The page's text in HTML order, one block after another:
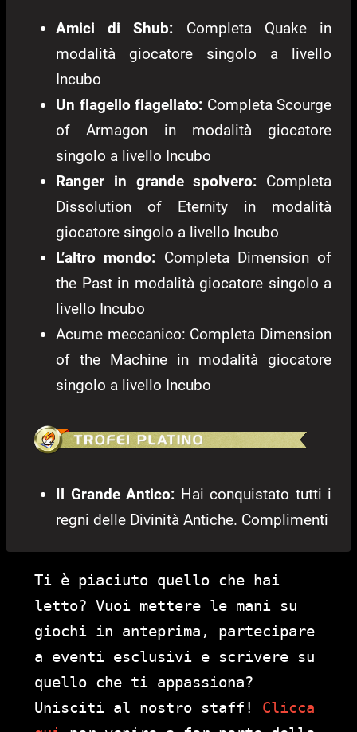
Amici di Shub: Completa Quake in
modalità giocatore singolo a livello
Incubo
Un flagello flagellato: Completa Scourge
of Armagon in modalità giocatore
singolo a livello Incubo
Ranger in grande spolvero: Completa
Dissolution of Eternity in modalità
giocatore singolo a livello Incubo
L’altro mondo: Completa Dimension of
the Past in modalità giocatore singolo a
livello Incubo
Acume meccanico: Completa Dimension
of the Machine in modalità giocatore
singolo a livello Incubo
Il Grande Antico: Hai conquistato tutti i
regni delle Divinità Antiche. Complimenti
Ti è piaciuto quello che hai
letto? Vuoi mettere le mani su
giochi in anteprima, partecipare
a eventi esclusivi e scrivere su
quello che ti appassiona?
Unisciti al nostro staff! Clicca